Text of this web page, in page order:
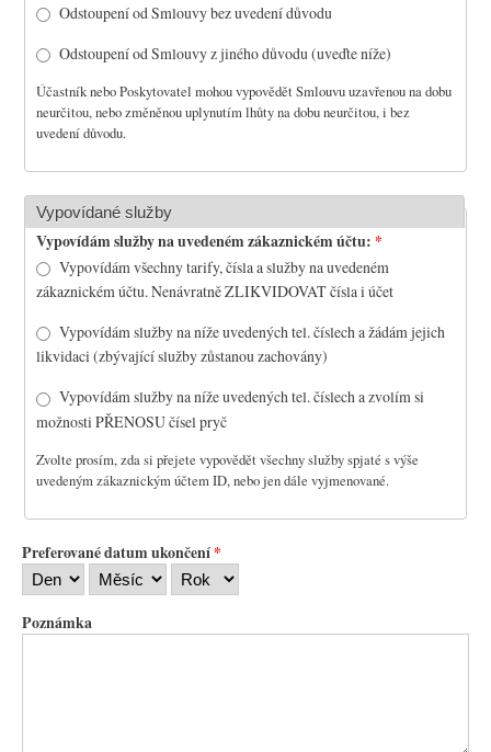
Odstoupení od Smlouvy bez uvedení důvodu
Odstoupení od Smlouvy z jiného důvodu (uveďte níže)
Účastník nebo Poskytovatel mohou vypovědět Smlouvu uzavřenou na dobu
neurčitou, nebo změněnou uplynutím lhůty na dobu neurčitou, i bez
uvedení důvodu.
Vypovídané služby
Vypovídám služby na uvedeném zákaznickém účtu:*
Vypovídám všechny tarify, čísla a služby na uvedeném
zákaznickém účtu. Nenávratně ZLIKVIDOVAT čísla i účet
Vypovídám služby na níže uvedených tel. číslech a žádám jejich
likvidaci (zbývající služby zůstanou zachovány)
Vypovídám služby na níže uvedených tel. číslech a zvolím si
možnosti PŘENOSU čísel pryč
Zvolte prosím, zda si přejete vypovědět všechny služby spjaté s výše
uvedeným zákaznickým účtem ID, nebo jen dále vyjmenované.
Preferované datum ukončení*
e
n
M
ě
s
í
o
Poznámka